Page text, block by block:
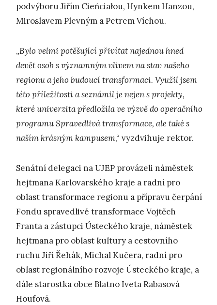
podvýboru Jiřím Cieńciałou, Hynkem Hanzou,
Miroslavem Plevným a Petrem Víchou.
„Bylo velmi potěšující přivítat najednou hned
devět osob s významným vlivem na stav našeho
regionu a jeho budoucí transformaci. Využil jsem
této příležitosti a seznámil je nejen s projekty,
které univerzita předložila ve výzvě do operačního
programu Spravedlivá transformace, ale také s
naším krásným kampusem,“ vyzdvihuje rektor.
Senátní delegaci na UJEP provázeli náměstek
hejtmana Karlovarského kraje a radní pro
oblast transformace regionu a přípravu čerpání
Fondu spravedlivé transformace Vojtěch
Franta a zástupci Ústeckého kraje, náměstek
hejtmana pro oblast kultury a cestovního
ruchu Jiří Řehák, Michal Kučera, radní pro
oblast regionálního rozvoje Ústeckého kraje, a
dále starostka obce Blatno Iveta Rabasová
Houfová.